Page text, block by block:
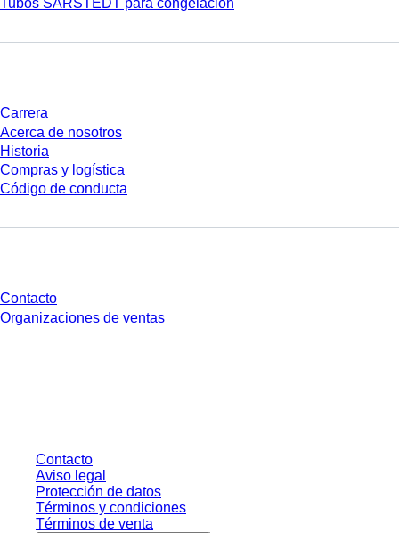
Tubos SARSTEDT para congelación
Carrera
Acerca de nosotros
Historia
Compras y logística
Código de conducta
Contacto
Organizaciones de ventas
Contacto
Aviso legal
Protección de datos
Términos y condiciones
Términos de venta